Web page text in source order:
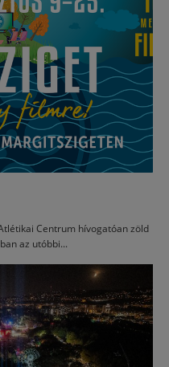
Centrum hívogatóan zöld
az utóbbi...